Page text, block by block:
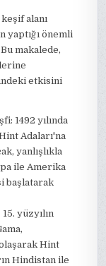
alanı
yaptığı önemli
makalede,
etkisini
1492 yılında
Adaları'na
yanlışlıkla
ile Amerika
başlatarak
yüzyılın
Hint
Hindistan ile